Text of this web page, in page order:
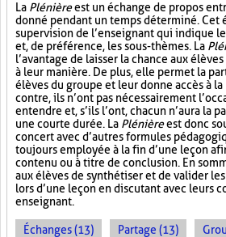
La Plénièreest un échange de propos
donné pendant un temps déterminé. Cet
supervision de l’enseignant qui indique
et, de préférence, les sous-thèmes. La
l’avantage de laisser la chance aux
à leur manière. De plus, elle permet la
élèves du groupe et leur donne accès à
contre, ils n’ont pas nécessairement
entendre et, s’ils l’ont, chacun n’aura la
une courte durée. La Plénièreest donc
concert avec d’autres formules
toujours employée à la fin d’une leçon
contenu ou à titre de conclusion. En
aux élèves de synthétiser et de valider
lors d’une leçon en discutant avec leurs
enseignant.
Échanges (13) Partage (13)